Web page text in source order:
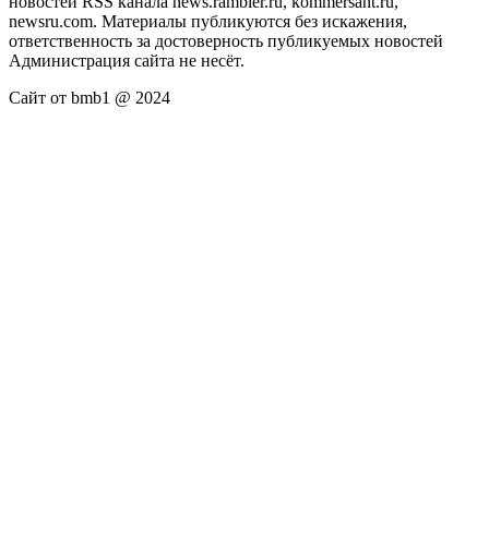
newsru.com. Материалы публикуются без искажения,
ответственность за достоверность публикуемых новостей
Администрация сайта не несёт.
Сайт от bmb1 @ 2024